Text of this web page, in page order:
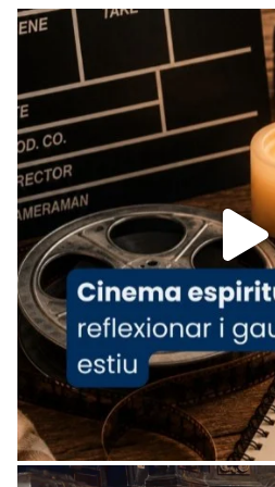
Recupera l'entrevista
tican News 👇
www.vaticannews.va/es/
07/carmina-historia-
espana-testimoni...
Foto
View on Facebook · Share
Arquebisbat de
1 week ago
«Avui les santes Juliana i
ajuden a alçar la mirada»
Mons. Sergi Gordo,
presidit aquest 27 de
Santes de Mataró.